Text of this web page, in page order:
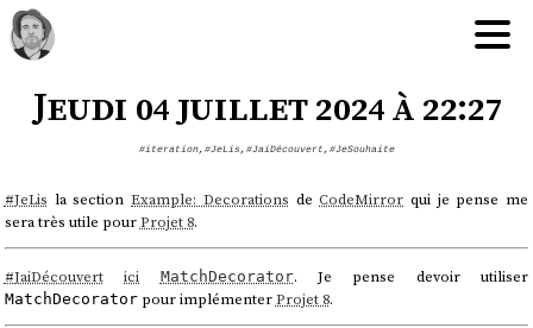
Jeudi 04 juillet 2024 à 22:27
#iteration, #JeLis, #JaiDécouvert, #JeSouhaite
#JeLis la sectionExample: Decorations deCodeMirror qui je pense me
sera très utile pourProjet 8.
#JaiDécouvert ici MatchDecorator. Je pense devoir utiliser
MatchDecoratorpour implémenterProjet 8.